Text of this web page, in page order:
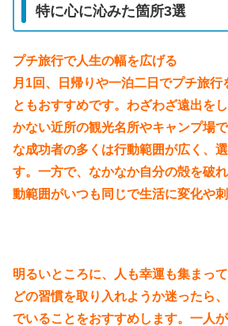
特に心に沁みた箇所3選
プチ旅行で人生の幅を広げる
月1回、日帰りや一泊二日でプチ旅行
ともおすすめです。わざわざ遠出を
かない近所の観光名所やキャンプ場
な成功者の多くは行動範囲が広く、
す。一方で、なかなか自分の殻を破
動範囲がいつも同じで生活に変化や刺
明るいところに、人も幸運も集まっ
どの習慣を取り入れようか迷ったら
でいることをおすすめします。一人